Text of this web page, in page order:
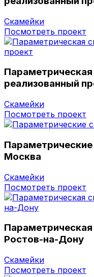
Скамейки
Посмотреть проект
реализованный
Скамейки
Посмотреть проект
Москва
Скамейки
Посмотреть проект
Ростов-на-Дону
Скамейки
Посмотреть проект